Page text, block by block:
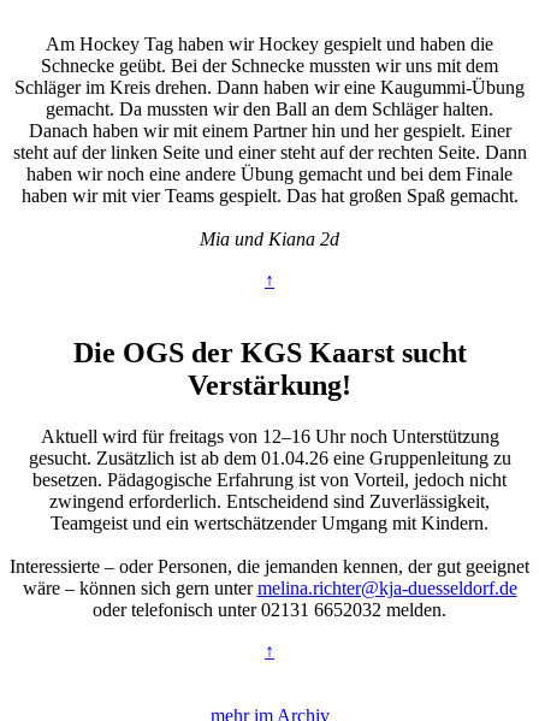
Am Hockey Tag haben wir Hockey gespielt und haben die
Schnecke geübt. Bei der Schnecke mussten wir uns mit dem
Schläger im Kreis drehen. Dann haben wir eine Kaugummi-Übung
gemacht. Da mussten wir den Ball an dem Schläger halten.
Danach haben wir mit einem Partner hin und her gespielt. Einer
steht auf der linken Seite und einer steht auf der rechten Seite. Dann
haben wir noch eine andere Übung gemacht und bei dem Finale
haben wir mit vier Teams gespielt. Das hat großen Spaß gemacht.
Mia und Kiana 2d
↑
Die OGS der KGS Kaarst sucht
Verstärkung!
Aktuell wird für freitags von 12–16 Uhr noch Unterstützung
gesucht. Zusätzlich ist ab dem 01.04.26 eine Gruppenleitung zu
besetzen. Pädagogische Erfahrung ist von Vorteil, jedoch nicht
zwingend erforderlich. Entscheidend sind Zuverlässigkeit,
Teamgeist und ein wertschätzender Umgang mit Kindern.
Interessierte – oder Personen, die jemanden kennen, der gut geeignet
wäre – können sich gern untermelina.richter@kja-duesseldorf.de
oder telefonisch unter 02131 6652032 melden.
↑
mehr im Archiv